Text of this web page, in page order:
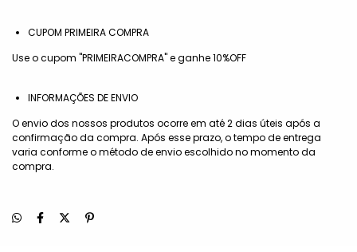
CUPOM PRIMEIRA COMPRA
Use o cupom "PRIMEIRACOMPRA" e ganhe 10%OFF
INFORMAÇÕES DE ENVIO
O envio dos nossos produtos ocorre em até 2 dias úteis após a
confirmação da compra. Após esse prazo, o tempo de entrega
varia conforme o método de envio escolhido no momento da
compra.